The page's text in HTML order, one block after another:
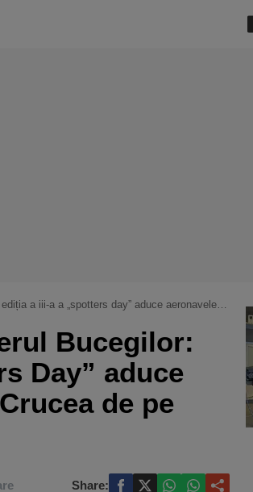
day” aduce aeronavele militare la crucea de pe caraiman
Bucegilor:
Day” aduce
de pe
Share: